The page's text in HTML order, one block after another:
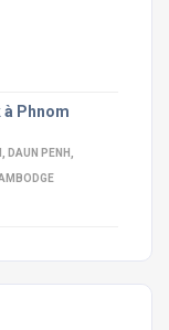
Phnom
DAUN PENH,